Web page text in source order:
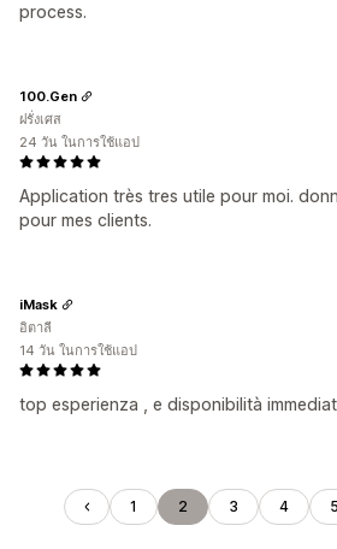
process.
Application très tres utile pour moi.
pour mes clients.
100.Gen
ฝรั่งเศส
24 วัน ในการใช้แอป
top esperienza , e disponibilità
iMask
อิตาลี
14 วัน ในการใช้แอป
1 2 3 4 5